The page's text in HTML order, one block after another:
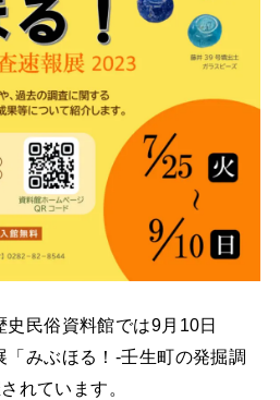
民俗資料館では9月10日
「みぶほる！-壬生町の発掘調
れています。